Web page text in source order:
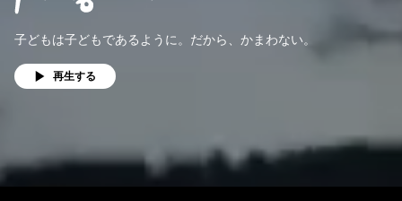
子どもは子どもであるように。だから、かまわない。
再生する